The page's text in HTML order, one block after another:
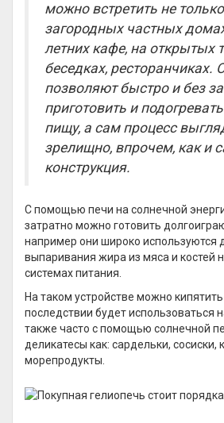
можно встретить не
загородных частных
летних кафе, на открытых
беседках, ресторанчиках.
позволяют быстро и без
приготовить и
пищу, а сам процесс
зрелищно, впрочем, как и
конструкция.
С помощью печи на солнечной
затратно можно готовить
например они широко используются
выпаривания жира из мяса и костей
системах питания.
На таком устройстве можно
последствии будет использоваться
также часто с помощью солнечной
деликатесы как: сардельки, сосиски,
морепродукты.